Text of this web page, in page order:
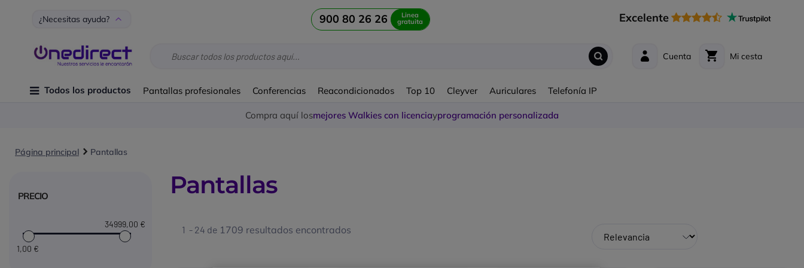
¿Necesitas ayuda? 900 80 26 26 Linea
gratuita Excelente
Cuenta Mi cesta
Todos los productos Pantallas profesionales Conferencias Reacondicionados Top 10 Cleyver Auriculares Telefonía IP
Compra aquí losmejores Walkies con licenciayprogramación personalizada
Página principal Pantallas
PRECIO
1,00 €
34999,00 €
Pantallas
1 - 24 de 1709 resultados encontrados